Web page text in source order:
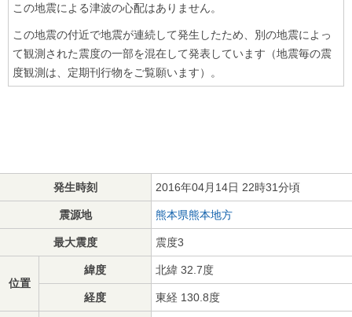
この地震による津波の心配はありません。
この地震の付近で地震が連続して発生したため、別の地震によっ
て観測された震度の一部を混在して発表しています（地震毎の震
度観測は、定期刊行物をご覧願います）。
発生時刻 2016年04月14日 22時31分頃
震源地 熊本県熊本地方
最大震度 震度3
位置
緯度 北緯 32.7度
経度 東経 130.8度